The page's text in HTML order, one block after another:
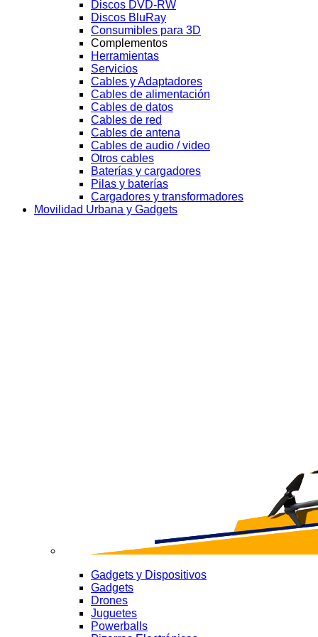
Discos DVD-RW
Discos BluRay
Consumibles para 3D
Complementos
Herramientas
Servicios
Cables y Adaptadores
Cables de alimentación
Cables de datos
Cables de red
Cables de antena
Cables de audio / video
Otros cables
Baterías y cargadores
Pilas y baterías
Cargadores y transformadores
Movilidad Urbana y Gadgets
Gadgets y Dispositivos
Gadgets
Drones
Juguetes
Powerballs